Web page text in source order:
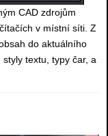
CAD zdrojům
v místní síti. Z
do aktuálního
textu, typy čar, a